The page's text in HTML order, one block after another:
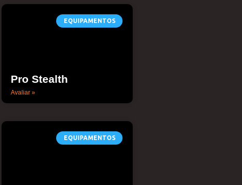
EQUIPAMENTOS
Pro Stealth
Avaliar »
EQUIPAMENTOS